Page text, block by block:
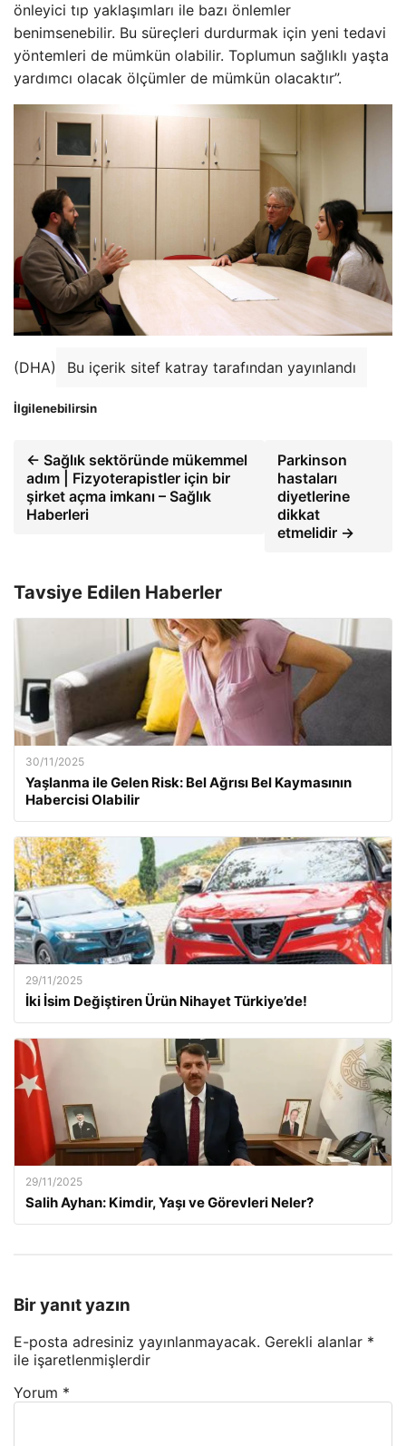
önleyici tıp yaklaşımları ile bazı önlemler
benimsenebilir. Bu süreçleri durdurmak için yeni tedavi
yöntemleri de mümkün olabilir. Toplumun sağlıklı yaşta
yardımcı olacak ölçümler de mümkün olacaktır”.
(DHA) Bu içerik sitef katray tarafından yayınlandı
İlgilenebilirsin
← Sağlık sektöründe mükemmel
adım | Fizyoterapistler için bir
şirket açma imkanı – Sağlık
Haberleri
Parkinson
hastaları
diyetlerine
dikkat
etmelidir →
Tavsiye Edilen Haberler
30/11/2025
Yaşlanma ile Gelen Risk: Bel Ağrısı Bel Kaymasının
Habercisi Olabilir
29/11/2025
İki İsim Değiştiren Ürün Nihayet Türkiye’de!
29/11/2025
Salih Ayhan: Kimdir, Yaşı ve Görevleri Neler?
Bir yanıt yazın
E-posta adresiniz yayınlanmayacak. Gerekli alanlar *
ile işaretlenmişlerdir
Yorum *